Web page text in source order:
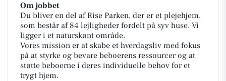
Om jobbet
Du bliver en del af Rise Parken, der er et plejehjem,
som består af 84 lejligheder fordelt på syv huse. Vi
ligger i et naturskønt område.
Vores mission er at skabe et hverdagsliv med fokus
på at styrke og bevare beboerens ressourcer og at
støtte beboerne i deres individuelle behov for et
trygt hjem.